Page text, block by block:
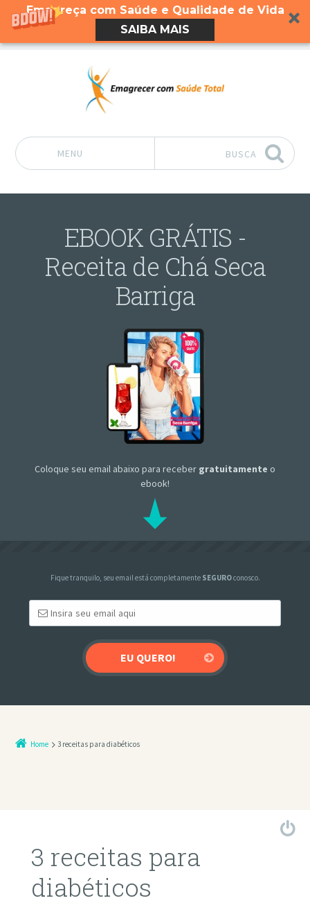
Emagreça com Saúde e Qualidade de Vida
SAIBA MAIS
MENU BUSCA
EBOOK GRÁTIS -
Receita de Chá Seca
Barriga
Coloque seu email abaixo para receber gratuitamente o
ebook!
Fique tranquilo, seu email está completamente SEGUROconosco.
Home 3 receitas para diabéticos
3 receitas para
diabéticos